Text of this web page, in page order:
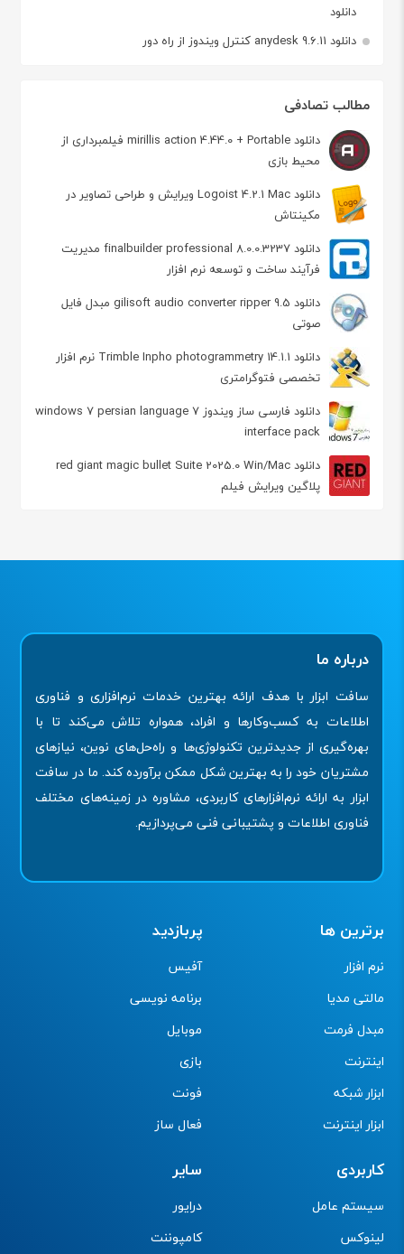
دانلود
دانلود anydesk 9.6.11 کنترل ویندوز از راه دور
مطالب تصادفی
دانلود mirillis action 4.44.0 + Portable فیلمبرداری از
محیط بازی
دانلود Logoist 4.2.1 Mac ویرایش و طراحی تصاویر در
مکینتاش
دانلود finalbuilder professional 8.0.0.3237 مدیریت
فرآیند ساخت و توسعه نرم افزار
دانلود gilisoft audio converter ripper 9.5 مبدل فایل
صوتی
دانلود Trimble Inpho photogrammetry 14.1.1 نرم افزار
تخصصی فتوگرامتری
دانلود فارسی ساز ویندوز 7 windows 7 persian language
interface pack
دانلود red giant magic bullet Suite 2025.0 Win/Mac
پلاگین ویرایش فیلم
درباره ما
سافت ابزار با هدف ارائه بهترین خدمات نرم‌افزاری و فناوری
اطلاعات به کسب‌وکارها و افراد، همواره تلاش می‌کند تا با
بهره‌گیری از جدیدترین تکنولوژی‌ها و راه‌حل‌های نوین، نیازهای
مشتریان خود را به بهترین شکل ممکن برآورده کند. ما در سافت
ابزار به ارائه نرم‌افزارهای کاربردی، مشاوره در زمینه‌های مختلف
فناوری اطلاعات و پشتیبانی فنی می‌پردازیم.
برترین ها
نرم افزار
مالتی مدیا
مبدل فرمت
اینترنت
ابزار شبکه
ابزار اینترنت
پربازدید
آفیس
برنامه نویسی
موبایل
بازی
فونت
فعال ساز
کاربردی
سیستم عامل
لینوکس
سایر
درایور
کامپوننت